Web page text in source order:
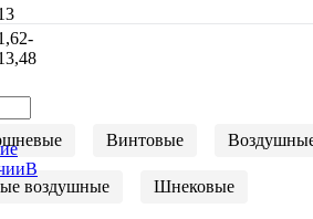
В
Винтовые
воздушные Шнековые